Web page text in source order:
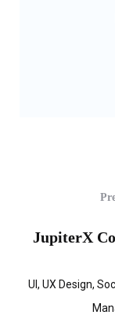
JupiterX
UI, UX Design,